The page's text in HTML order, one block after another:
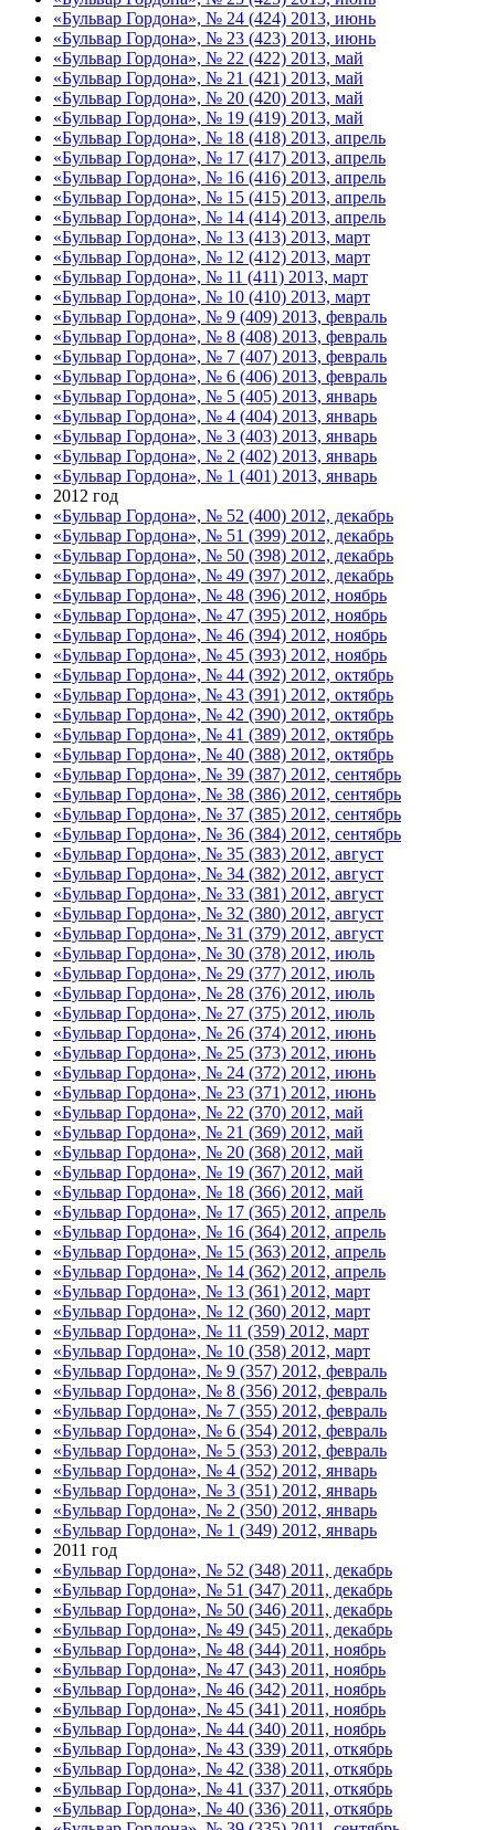
«Бульвар Гордона», № 24 (424) 2013, июнь
«Бульвар Гордона», № 23 (423) 2013, июнь
«Бульвар Гордона», № 22 (422) 2013, май
«Бульвар Гордона», № 21 (421) 2013, май
«Бульвар Гордона», № 20 (420) 2013, май
«Бульвар Гордона», № 19 (419) 2013, май
«Бульвар Гордона», № 18 (418) 2013, апрель
«Бульвар Гордона», № 17 (417) 2013, апрель
«Бульвар Гордона», № 16 (416) 2013, апрель
«Бульвар Гордона», № 15 (415) 2013, апрель
«Бульвар Гордона», № 14 (414) 2013, апрель
«Бульвар Гордона», № 13 (413) 2013, март
«Бульвар Гордона», № 12 (412) 2013, март
«Бульвар Гордона», № 11 (411) 2013, март
«Бульвар Гордона», № 10 (410) 2013, март
«Бульвар Гордона», № 9 (409) 2013, февраль
«Бульвар Гордона», № 8 (408) 2013, февраль
«Бульвар Гордона», № 7 (407) 2013, февраль
«Бульвар Гордона», № 6 (406) 2013, февраль
«Бульвар Гордона», № 5 (405) 2013, январь
«Бульвар Гордона», № 4 (404) 2013, январь
«Бульвар Гордона», № 3 (403) 2013, январь
«Бульвар Гордона», № 2 (402) 2013, январь
«Бульвар Гордона», № 1 (401) 2013, январь
2012 год
«Бульвар Гордона», № 52 (400) 2012, декабрь
«Бульвар Гордона», № 51 (399) 2012, декабрь
«Бульвар Гордона», № 50 (398) 2012, декабрь
«Бульвар Гордона», № 49 (397) 2012, декабрь
«Бульвар Гордона», № 48 (396) 2012, ноябрь
«Бульвар Гордона», № 47 (395) 2012, ноябрь
«Бульвар Гордона», № 46 (394) 2012, ноябрь
«Бульвар Гордона», № 45 (393) 2012, ноябрь
«Бульвар Гордона», № 44 (392) 2012, октябрь
«Бульвар Гордона», № 43 (391) 2012, октябрь
«Бульвар Гордона», № 42 (390) 2012, октябрь
«Бульвар Гордона», № 41 (389) 2012, октябрь
«Бульвар Гордона», № 40 (388) 2012, октябрь
«Бульвар Гордона», № 39 (387) 2012, сентябрь
«Бульвар Гордона», № 38 (386) 2012, сентябрь
«Бульвар Гордона», № 37 (385) 2012, сентябрь
«Бульвар Гордона», № 36 (384) 2012, сентябрь
«Бульвар Гордона», № 35 (383) 2012, август
«Бульвар Гордона», № 34 (382) 2012, август
«Бульвар Гордона», № 33 (381) 2012, август
«Бульвар Гордона», № 32 (380) 2012, август
«Бульвар Гордона», № 31 (379) 2012, август
«Бульвар Гордона», № 30 (378) 2012, июль
«Бульвар Гордона», № 29 (377) 2012, июль
«Бульвар Гордона», № 28 (376) 2012, июль
«Бульвар Гордона», № 27 (375) 2012, июль
«Бульвар Гордона», № 26 (374) 2012, июнь
«Бульвар Гордона», № 25 (373) 2012, июнь
«Бульвар Гордона», № 24 (372) 2012, июнь
«Бульвар Гордона», № 23 (371) 2012, июнь
«Бульвар Гордона», № 22 (370) 2012, май
«Бульвар Гордона», № 21 (369) 2012, май
«Бульвар Гордона», № 20 (368) 2012, май
«Бульвар Гордона», № 19 (367) 2012, май
«Бульвар Гордона», № 18 (366) 2012, май
«Бульвар Гордона», № 17 (365) 2012, апрель
«Бульвар Гордона», № 16 (364) 2012, апрель
«Бульвар Гордона», № 15 (363) 2012, апрель
«Бульвар Гордона», № 14 (362) 2012, апрель
«Бульвар Гордона», № 13 (361) 2012, март
«Бульвар Гордона», № 12 (360) 2012, март
«Бульвар Гордона», № 11 (359) 2012, март
«Бульвар Гордона», № 10 (358) 2012, март
«Бульвар Гордона», № 9 (357) 2012, февраль
«Бульвар Гордона», № 8 (356) 2012, февраль
«Бульвар Гордона», № 7 (355) 2012, февраль
«Бульвар Гордона», № 6 (354) 2012, февраль
«Бульвар Гордона», № 5 (353) 2012, февраль
«Бульвар Гордона», № 4 (352) 2012, январь
«Бульвар Гордона», № 3 (351) 2012, январь
«Бульвар Гордона», № 2 (350) 2012, январь
«Бульвар Гордона», № 1 (349) 2012, январь
2011 год
«Бульвар Гордона», № 52 (348) 2011, декабрь
«Бульвар Гордона», № 51 (347) 2011, декабрь
«Бульвар Гордона», № 50 (346) 2011, декабрь
«Бульвар Гордона», № 49 (345) 2011, декабрь
«Бульвар Гордона», № 48 (344) 2011, ноябрь
«Бульвар Гордона», № 47 (343) 2011, ноябрь
«Бульвар Гордона», № 46 (342) 2011, ноябрь
«Бульвар Гордона», № 45 (341) 2011, ноябрь
«Бульвар Гордона», № 44 (340) 2011, ноябрь
«Бульвар Гордона», № 43 (339) 2011, откябрь
«Бульвар Гордона», № 42 (338) 2011, откябрь
«Бульвар Гордона», № 41 (337) 2011, откябрь
«Бульвар Гордона», № 40 (336) 2011, откябрь